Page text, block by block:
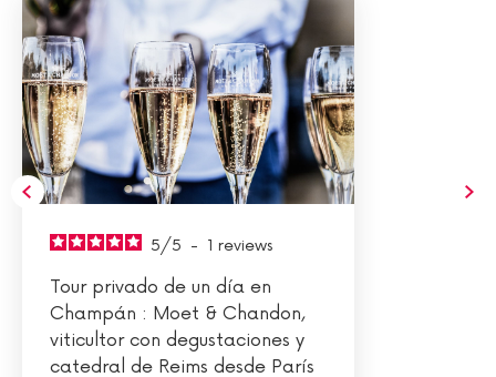
5/5 - 1 reviews
Tour privado de un día en
Champán : Moet & Chandon,
viticultor con degustaciones y
catedral de Reims desde París